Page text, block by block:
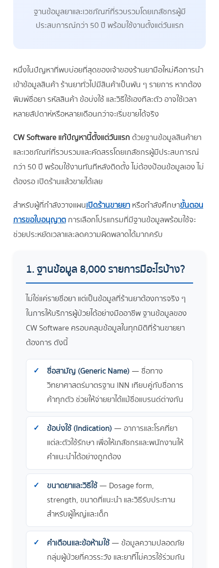
ฐานข้อมูลยาและเวชภัณฑ์ที่รวบรวมโดยเภสัชกรผู้มี
ประสบการณ์กว่า 50 ปี พร้อมใช้งานตั้งแต่วันแรก
หนึ่งในปัญหาที่พบบ่อยที่สุดของเจ้าของร้านยามือใหม่คือการนำ
เข้าข้อมูลสินค้า ร้านยาทั่วไปมีสินค้าเป็นพัน ๆ รายการ หากต้อง
พิมพ์ชื่อยา รหัสสินค้า ข้อบ่งใช้ และวิธีใช้เองทีละตัว อาจใช้เวลา
หลายสัปดาห์หรือหลายเดือนกว่าจะเริ่มขายได้จริง
CW Software แก้ปัญหานี้ตั้งแต่วันแรกด้วยฐานข้อมูลสินค้ายา
และเวชภัณฑ์ที่รวบรวมและคัดสรรโดยเภสัชกรผู้มีประสบการณ์
กว่า 50 ปี พร้อมใช้งานทันทีหลังติดตั้ง ไม่ต้องป้อนข้อมูลเอง ไม่
ต้องรอ เปิดร้านแล้วขายได้เลย
สำหรับผู้ที่กำลังวางแผนเปิดร้านขายยาหรือกำลังศึกษาขั้นตอน
การขอใบอนุญาตการเลือกโปรแกรมที่มีฐานข้อมูลพร้อมใช้จะ
ช่วยประหยัดเวลาและลดความผิดพลาดได้มากครับ
1. ฐานข้อมูล 8,000 รายการมีอะไรบ้าง?
ไม่ใช่แค่รายชื่อยา แต่เป็นข้อมูลที่ร้านยาต้องการจริง ๆ
ในการให้บริการผู้ป่วยได้อย่างมืออาชีพ ฐานข้อมูลของ
CW Software ครอบคลุมข้อมูลในทุกมิติที่ร้านขายยา
ต้องการ ดังนี้
ชื่อสามัญ (Generic Name)— ชื่อทาง
วิทยาศาสตร์มาตรฐาน INN เทียบคู่กับชื่อการ
ค้าทุกตัว ช่วยให้จ่ายยาได้แม้ชื่อแบรนด์ต่างกัน
ข้อบ่งใช้ (Indication)— อาการและโรคที่ยา
แต่ละตัวใช้รักษา เพื่อให้เภสัชกรและพนักงานให้
คำแนะนำได้อย่างถูกต้อง
ขนาดยาและวิธีใช้— Dosage form,
strength, ขนาดที่แนะนำ และวิธีรับประทาน
สำหรับผู้ใหญ่และเด็ก
คำเตือนและข้อห้ามใช้— ข้อมูลความปลอดภัย
กลุ่มผู้ป่วยที่ควรระวัง และยาที่ไม่ควรใช้ร่วมกัน